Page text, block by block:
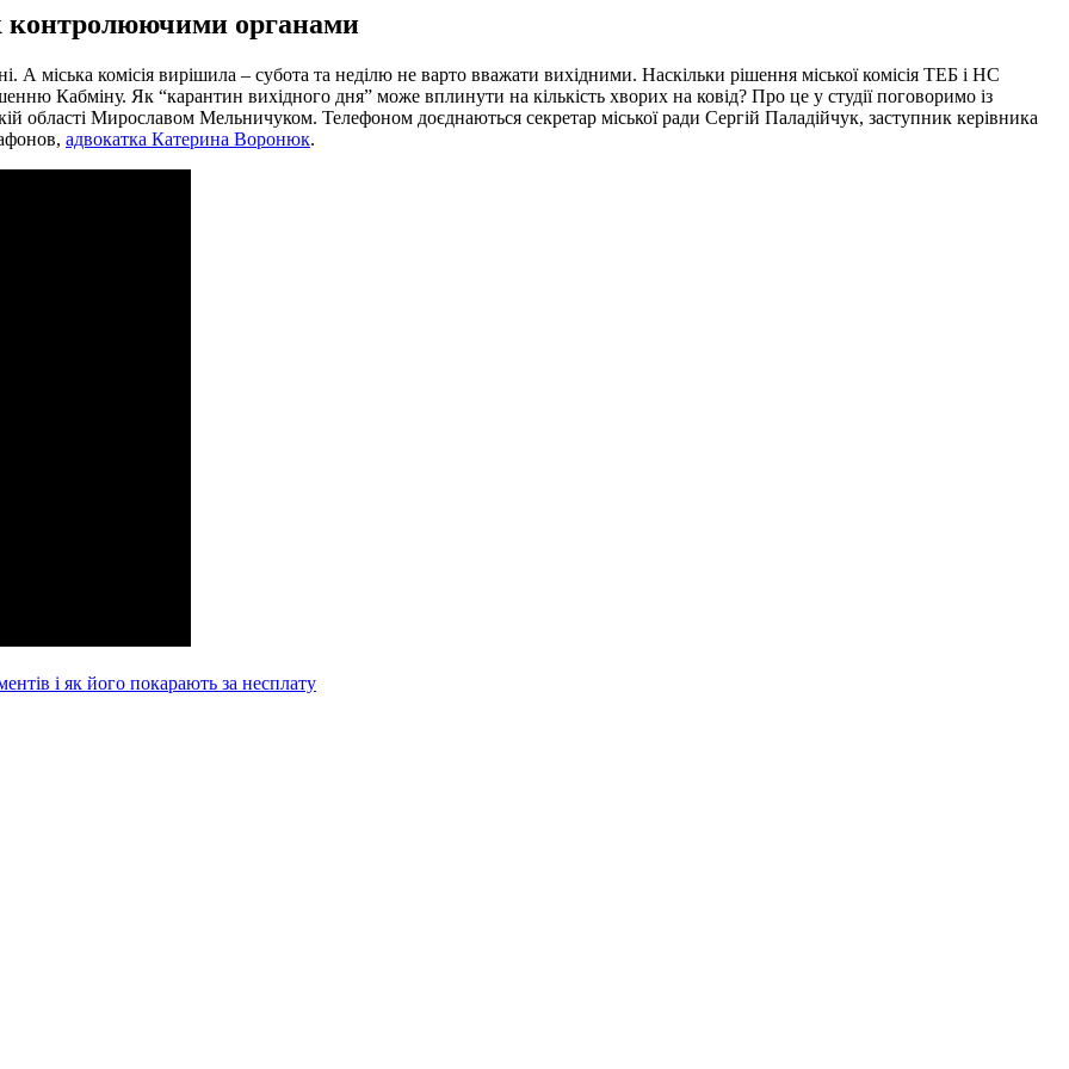
контролюючими органами
міська комісія вирішила – субота та неділю не варто вважати вихідними. Наскільки рішення міської комісія ТЕБ і НС
Кабміну. Як “карантин вихідного дня” може вплинути на кількість хворих на ковід? Про це у студії поговоримо із
Мирославом Мельничуком. Телефоном доєднаються секретар міської ради Сергій Паладійчук, заступник керівника
адвокатка Катерина Воронюк.
і як його покарають за несплату